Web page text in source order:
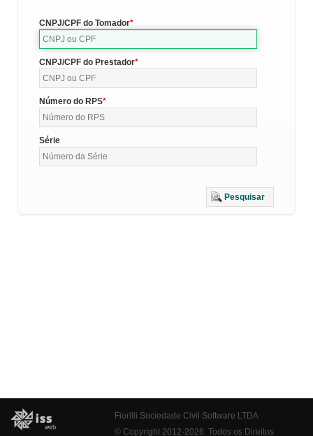
CNPJ/CPF do Tomador
CNPJ/CPF do Prestador
Número do RPS
Série
Pesquisar
Fiorilli Sociedade Civil Software LTDA
© Copyright 2012-2026. Todos os Direitos